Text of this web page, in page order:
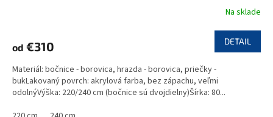
Na sklade
od €310 DETAIL
Materiál: bočnice - borovica, hrazda - borovica, priečky -
bukLakovaný povrch: akrylová farba, bez zápachu, veľmi
odolnýVýška: 220/240 cm (bočnice sú dvojdielny)Šírka: 80...